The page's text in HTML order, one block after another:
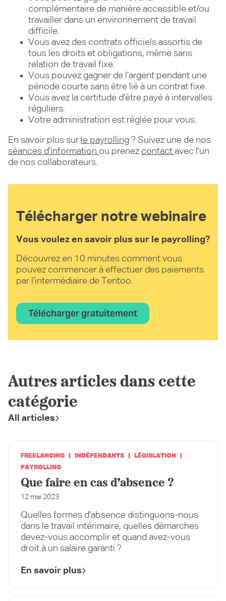
complémentaire de manière accessible et/ou
travailler dans un environnement de travail
difficile.
Vous avez des contrats officiels assortis de
tous les droits et obligations, même sans
relation de travail fixe.
Vous pouvez gagner de l’argent pendant une
période courte sans être lié à un contrat fixe.
Vous avez la certitude d’être payé à intervalles
réguliers.
Votre administration est réglée pour vous.
En savoir plus sur le payrolling ? Suivez une de nos
séances d’information ou prenez contact avec l’un
de nos collaborateurs.
Télécharger notre webinaire
Vous voulez en savoir plus sur le payrolling?
Découvrez en 10 minutes comment vous
pouvez commencer à effectuer des paiements
par l’intermédiaire de Tentoo.
Télécharger gratuitement
Autres articles dans cette
catégorie
All articles
FREELANCING INDÉPENDANTS
LÉGISLATION
PAYROLLING
Que faire en cas d’absence ?
12 mai 2023
Quelles formes d’absence distinguons-nous
dans le travail intérimaire, quelles démarches
devez-vous accomplir et quand avez-vous
droit à un salaire garanti ?
En savoir plus